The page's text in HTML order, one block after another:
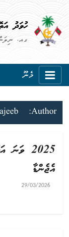
ހުވަދު
ގއ.
މެނޫ
Author:
އެޖެންޑާ
29/03/2026